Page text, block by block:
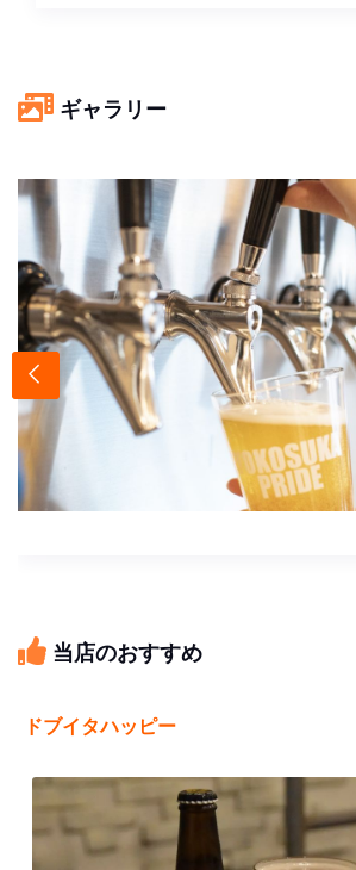
ギャラリー
当店のおすすめ
ドブイタハッピー